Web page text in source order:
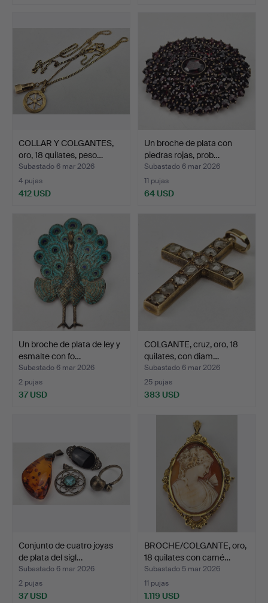
COLLAR Y COLGANTES,
oro, 18 quilates, peso…
Subastado 6 mar 2026
4 pujas
412 USD
Un broche de plata con
piedras rojas, prob…
Subastado 6 mar 2026
11 pujas
64 USD
Un broche de plata de ley y
esmalte con fo…
Subastado 6 mar 2026
2 pujas
37 USD
COLGANTE, cruz, oro, 18
quilates, con diam…
Subastado 6 mar 2026
25 pujas
383 USD
Conjunto de cuatro joyas
de plata del sigl…
Subastado 6 mar 2026
2 pujas
37 USD
BROCHE/COLGANTE, oro,
18 quilates con camé…
Subastado 5 mar 2026
11 pujas
1.119 USD